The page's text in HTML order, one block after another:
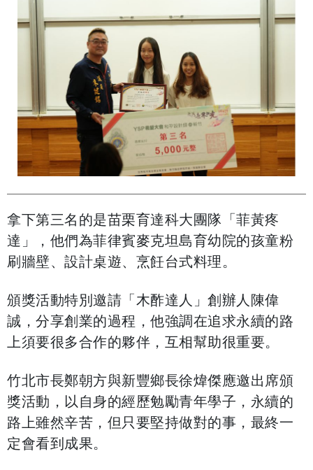
拿下第三名的是苗栗育達科大團隊「菲黃疼
達」，他們為菲律賓麥克坦島育幼院的孩童粉
刷牆壁、設計桌遊、烹飪台式料理。
頒獎活動特別邀請「木酢達人」創辦人陳偉
誠，分享創業的過程，他強調在追求永續的路
上須要很多合作的夥伴，互相幫助很重要。
竹北市長鄭朝方與新豐鄉長徐煒傑應邀出席頒
獎活動，以自身的經歷勉勵青年學子，永續的
路上雖然辛苦，但只要堅持做對的事，最終一
定會看到成果。